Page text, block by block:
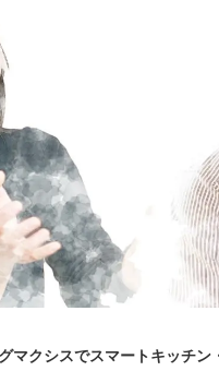
マクシスでスマートキッチ